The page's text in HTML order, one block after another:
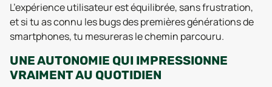
L’expérience utilisateur est équilibrée, sans frustration,
et si tu as connu les bugs des premières générations de
smartphones, tu mesureras le chemin parcouru.
UNE AUTONOMIE QUI IMPRESSIONNE
VRAIMENT AU QUOTIDIEN